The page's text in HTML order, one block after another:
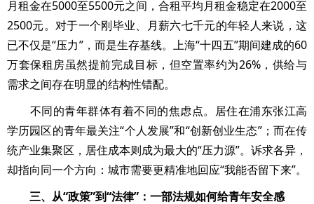
月租金在5000至5500元之间，合租平均月租金稳定在2000至
2500元。对于一个刚毕业、月薪六七千元的年轻人来说，这
已不仅是“压力”，而是生存基线。上海“十四五”期间建成的60
万套保租房虽然提前完成目标，但空置率约为26%，供给与
需求之间存在明显的结构性错配。
不同的青年群体有着不同的焦虑点。居住在浦东张江高
学历园区的青年最关注“个人发展”和“创新创业生态”；而在传
统产业集聚区，居住成本则成为最大的“压力源”。诉求各异，
却指向同一个方向：城市需要更精准地回应“我能否留下来”。
三、从“政策”到“法律”：一部法规如何给青年安全感